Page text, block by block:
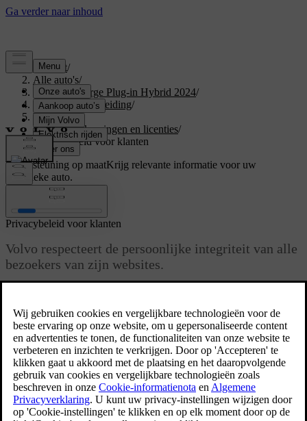
Support/
Alle auto's/
XC40 Recharge Plug-in Hybrid 2024/
Gebruikershandleiding/
Uw Volvo/
Typegoedkeuringen en licenties/
Privacybeleid voor klanten
Ondersteuning op maatKrijg relevante informatie voor uw
specifieke auto.
Privacybeleid voor klanten
Volvo respecteert de persoonlijke integriteit van alle
bezoekers van zijn websites.
persoonsgegevens. Het doel is om huidige, voormalige en potentiële
klanten een algemeen inzicht te geven in:
de omstandigheden waarin we uw persoonsgegevens verzamelen
en gebruiken;
de soorten persoonsgegevens die we verzamelen;
de redenen waarom we uw persoonsgegevens verzamelen;
de manier waarop we met uw persoonsgegevens omgaan.